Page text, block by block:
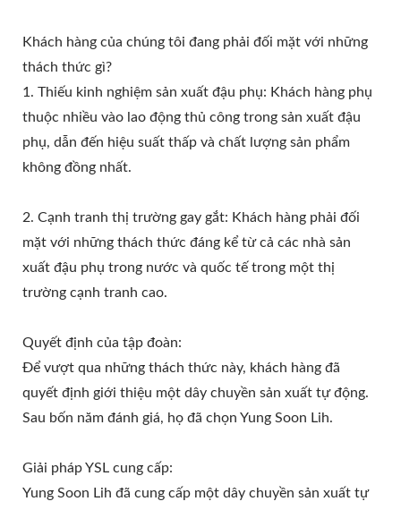
Khách hàng của chúng tôi đang phải đối mặt với những
thách thức gì?
1. Thiếu kinh nghiệm sản xuất đậu phụ: Khách hàng phụ
thuộc nhiều vào lao động thủ công trong sản xuất đậu
phụ, dẫn đến hiệu suất thấp và chất lượng sản phẩm
không đồng nhất.
2. Cạnh tranh thị trường gay gắt: Khách hàng phải đối
mặt với những thách thức đáng kể từ cả các nhà sản
xuất đậu phụ trong nước và quốc tế trong một thị
trường cạnh tranh cao.
Quyết định của tập đoàn:
Để vượt qua những thách thức này, khách hàng đã
quyết định giới thiệu một dây chuyền sản xuất tự động.
Sau bốn năm đánh giá, họ đã chọn Yung Soon Lih.
Giải pháp YSL cung cấp:
Yung Soon Lih đã cung cấp một dây chuyền sản xuất tự